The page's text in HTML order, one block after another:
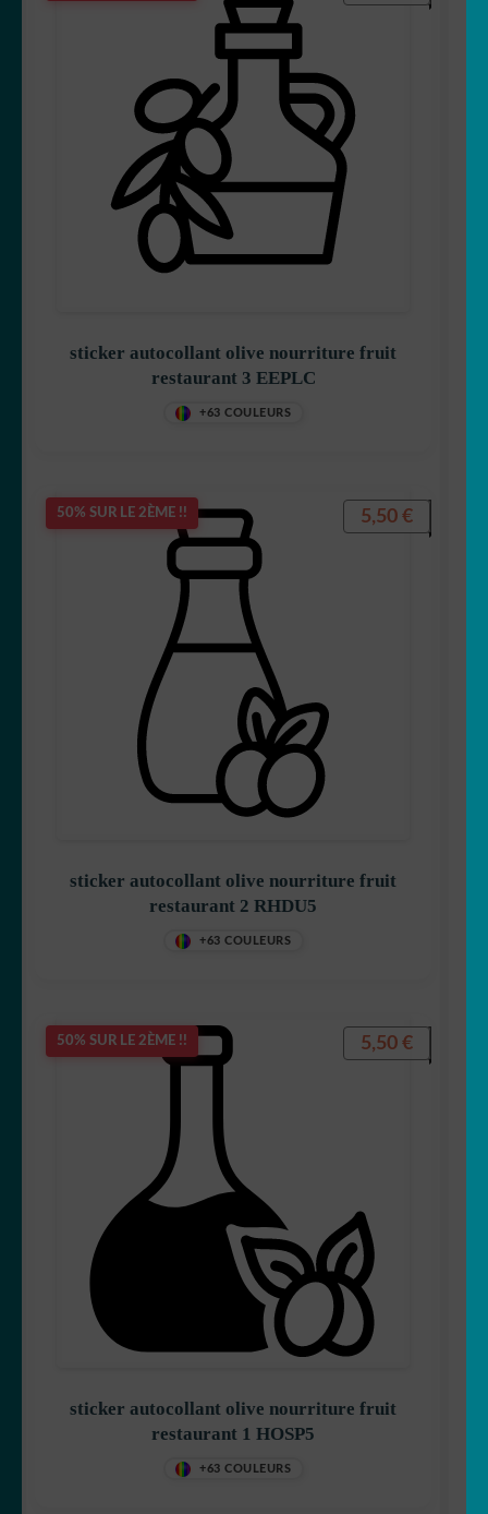
sticker autocollant olive nourriture fruit
restaurant 3 EEPLC
+63 COULEURS
50% SUR LE 2ÈME !!
sticker autocollant olive nourriture fruit
restaurant 2 RHDU5
+63 COULEURS
5,50 €
50% SUR LE 2ÈME !!
sticker autocollant olive nourriture fruit
restaurant 1 HOSP5
+63 COULEURS
5,50 €